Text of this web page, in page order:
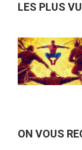
LES PLUS
ON VOUS